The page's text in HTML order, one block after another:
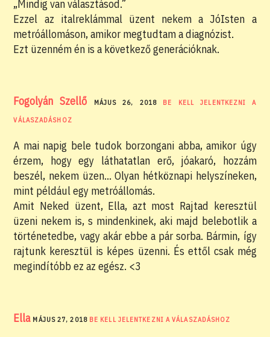
„Mindig van választásod.”
Ezzel az italreklámmal üzent nekem a JóIsten a
metróállomáson, amikor megtudtam a diagnózist.
Ezt üzenném én is a következő generációknak.
Fogolyán Szellő MÁJUS 26, 2018 BE KELL JELENTKEZNI A
VÁLASZADÁSHOZ
A mai napig bele tudok borzongani abba, amikor úgy
érzem, hogy egy láthatatlan erő, jóakaró, hozzám
beszél, nekem üzen… Olyan hétköznapi helyszíneken,
mint például egy metróállomás.
Amit Neked üzent, Ella, azt most Rajtad keresztül
üzeni nekem is, s mindenkinek, aki majd belebotlik a
történetedbe, vagy akár ebbe a pár sorba. Bármin, így
rajtunk keresztül is képes üzenni. És ettől csak még
megindítóbb ez az egész. <3
Ella MÁJUS 27, 2018 BE KELL JELENTKEZNI A VÁLASZADÁSHOZ